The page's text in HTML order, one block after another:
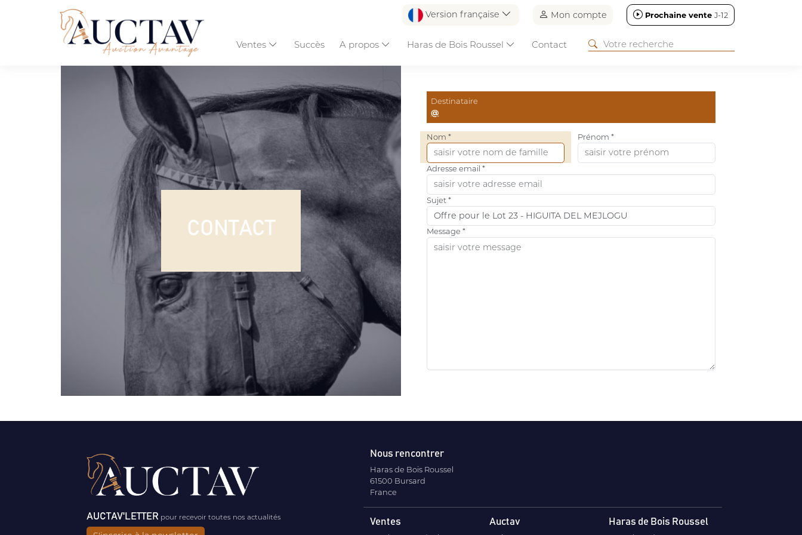
Version française Mon compte Prochaine vente J-12
Ventes Succès A propos Haras de Bois Roussel Contact
CONTACT
Destinataire
@
Nom * Prénom *
Adresse email *
Sujet *
Message *
AUCTAV'LETTER pour recevoir toutes nos actualités
Nous rencontrer
Haras de Bois Roussel
61500 Bursard
France
Ventes Auctav Haras de Bois Roussel